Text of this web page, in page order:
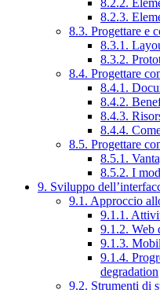
8.2.3.
8.3. Progettare e
8.3.1.
8.3.2.
8.4. Progettare
8.4.1.
8.4.2.
8.4.3.
8.4.4.
8.5. Progettare
8.5.1.
8.5.2. I
9. Sviluppo
9.1. Approccio
9.1.1.
9.1.2. Web
9.1.3.
9.1.4.
degradation
9.2. Strumenti di